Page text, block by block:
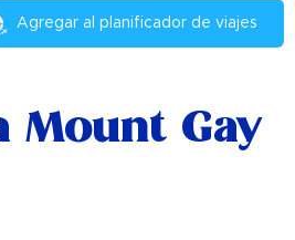
Agregar al planificador de viajes
Mount Gay